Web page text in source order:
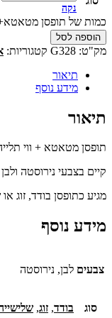
נקה
כמות של תופסן מטאטא+
הוספה לסל
מק"ט: G328 קטגוריות:
תיאור
מידע נוסף
תיאור
תופסן מטאטא + ווי
קיים בצבעי נירוסטה ולבן
מגיע כתופסן בודד, זוג
מידע נוסף
צבעים לבן, נירוסטה
סוג בודד, זוג,